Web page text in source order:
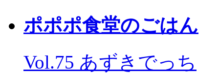
ポポポ食堂のごはん
Vol.75 あずきでっち